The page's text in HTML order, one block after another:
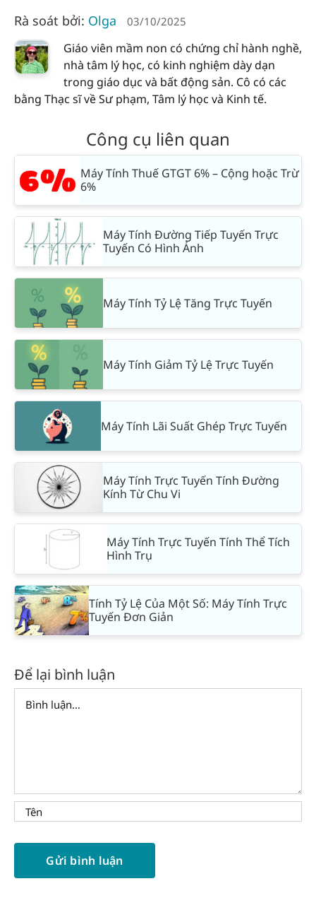
Rà soát bởi: Olga 03/10/2025
Giáo viên mầm non có chứng chỉ hành nghề,
nhà tâm lý học, có kinh nghiệm dày dạn
trong giáo dục và bất động sản. Cô có các
bằng Thạc sĩ về Sư phạm, Tâm lý học và Kinh tế.
Công cụ liên quan
Máy Tính Thuế GTGT 6% – Cộng hoặc Trừ
6%
Máy Tính Đường Tiếp Tuyến Trực
Tuyến Có Hình Ảnh
Máy Tính Tỷ Lệ Tăng Trực Tuyến
Máy Tính Giảm Tỷ Lệ Trực Tuyến
Máy Tính Lãi Suất Ghép Trực Tuyến
Máy Tính Trực Tuyến Tính Đường
Kính Từ Chu Vi
Máy Tính Trực Tuyến Tính Thể Tích
Hình Trụ
Tính Tỷ Lệ Của Một Số: Máy Tính Trực
Tuyến Đơn Giản
Để lại bình luận